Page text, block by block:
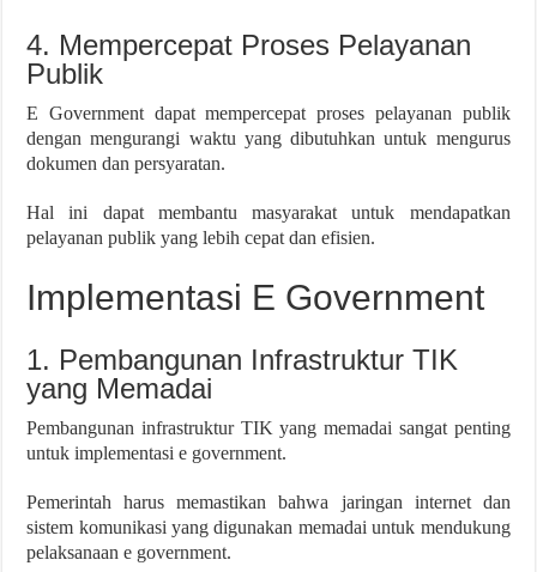
4. Mempercepat Proses Pelayanan
Publik
E Government dapat mempercepat proses pelayanan publik
dengan mengurangi waktu yang dibutuhkan untuk mengurus
dokumen dan persyaratan.
Hal ini dapat membantu masyarakat untuk mendapatkan
pelayanan publik yang lebih cepat dan efisien.
Implementasi E Government
1. Pembangunan Infrastruktur TIK
yang Memadai
Pembangunan infrastruktur TIK yang memadai sangat penting
untuk implementasi e government.
Pemerintah harus memastikan bahwa jaringan internet dan
sistem komunikasi yang digunakan memadai untuk mendukung
pelaksanaan e government.